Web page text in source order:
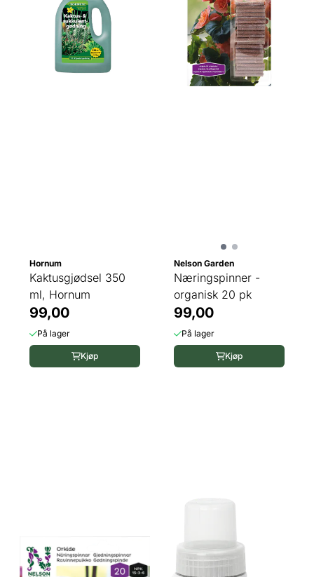
Hornum
Kaktusgjødsel 350
ml, Hornum
99,00
På lager
Kjøp
Nelson Garden
Næringspinner -
organisk 20 pk
99,00
På lager
Kjøp